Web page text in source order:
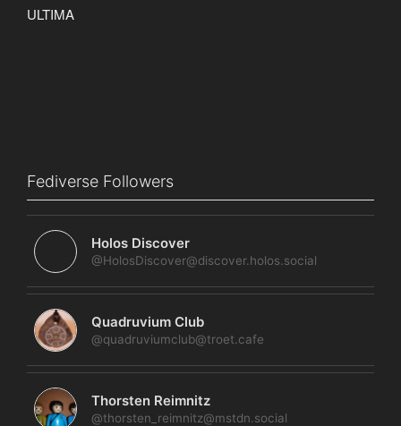
Fediverse Followers
Holos Discover
@HolosDiscover@discover.holos.social
Quadruvium Club
@quadruviumclub@troet.cafe
Thorsten Reimnitz
@thorsten_reimnitz@mstdn.social